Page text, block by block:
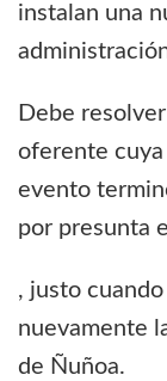
instalan una
Debe
oferente
evento
por presunta
, justo
nuevamente
de Ñuñoa.